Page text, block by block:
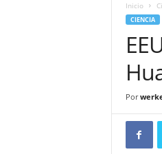
Inicio
CIENCIA
Por